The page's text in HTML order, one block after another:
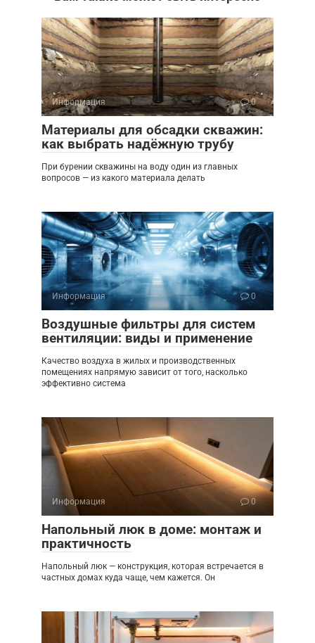
Информация 0
Материалы для обсадки скважин:
как выбрать надёжную трубу
При бурении скважины на воду один из главных
вопросов — из какого материала делать
Информация 0
Воздушные фильтры для систем
вентиляции: виды и применение
Качество воздуха в жилых и производственных
помещениях напрямую зависит от того, насколько
эффективно система
Информация 0
Напольный люк в доме: монтаж и
практичность
Напольный люк — конструкция, которая встречается в
частных домах куда чаще, чем кажется. Он